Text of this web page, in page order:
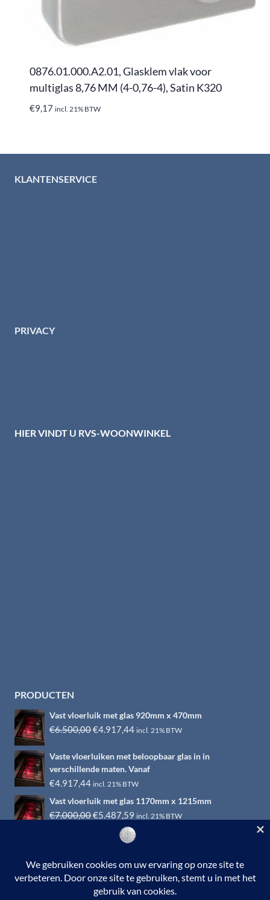
0876.01.000.A2.01, Glasklem vlak voor
multiglas 8,76 MM (4-0,76-4), Satin K320
€9,17 incl. 21% BTW
KLANTENSERVICE
PRIVACY
HIER VINDT U RVS-WOONWINKEL
PRODUCTEN
Vast vloerluik met glas 920mm x 470mm
€6.500,00Oorspronkelijke
was:
€6.500,00.
€4.917,44Huidige
is:
€4.917,44.
incl. 21% BTW
Vaste vloerluiken met beloopbaar glas in in
verschillende maten. Vanaf
€4.917,44 incl. 21% BTW
Vast vloerluik met glas 1170mm x 1215mm
€7.000,00Oorspronkelijke
€5.487,59 Huidige
prijs
is:
incl. 21% BTW
© 2026 RVS-woonwinkel.nl is een onderdeel van HTI-RVS |